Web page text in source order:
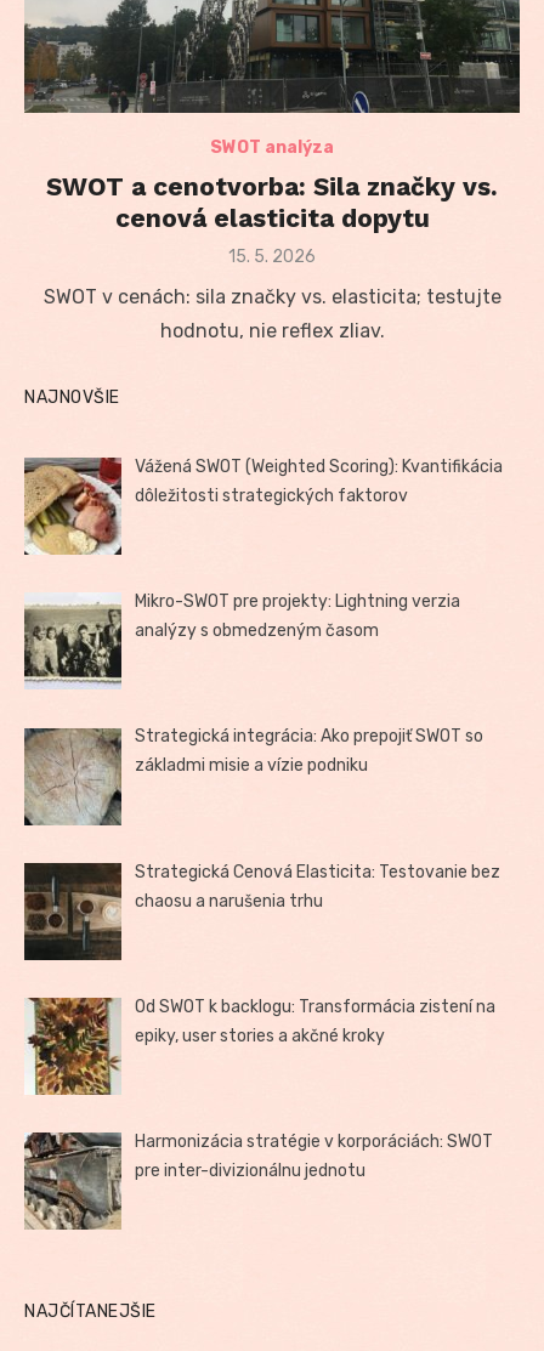
SWOT analýza
SWOT a cenotvorba: Sila značky vs.
cenová elasticita dopytu
Posted
15. 5. 2026
SWOT v cenách: sila značky vs. elasticita; testujte
hodnotu, nie reflex zliav.
NAJNOVŠIE
Vážená SWOT (Weighted Scoring): Kvantifikácia
dôležitosti strategických faktorov
Mikro-SWOT pre projekty: Lightning verzia
analýzy s obmedzeným časom
Strategická integrácia: Ako prepojiť SWOT so
základmi misie a vízie podniku
Strategická Cenová Elasticita: Testovanie bez
chaosu a narušenia trhu
Od SWOT k backlogu: Transformácia zistení na
epiky, user stories a akčné kroky
Harmonizácia stratégie v korporáciách: SWOT
pre inter-divizionálnu jednotu
NAJČÍTANEJŠIE